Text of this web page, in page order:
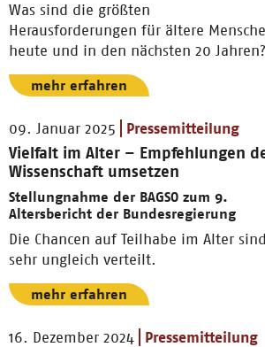
Was sind die größten
Herausforderungen für ältere
heute und in den nächsten 20 Jahren?
mehr erfahren
09. Januar 2025 Pressemitteilung
Vielfalt im Alter – Empfehlungen
Wissenschaft umsetzen
Stellungnahme der BAGSO zum 9.
Altersbericht der Bundesregierung
Die Chancen auf Teilhabe im Alter sind
sehr ungleich verteilt.
mehr erfahren
16. Dezember 2024 Pressemitteilung